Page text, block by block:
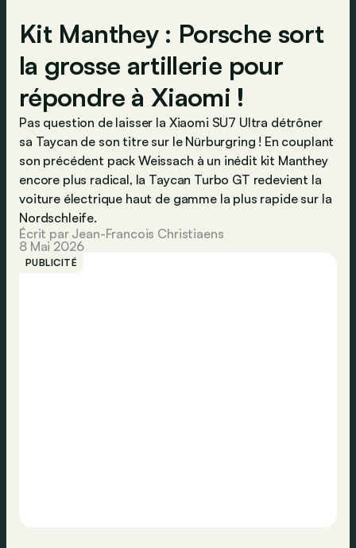
Kit Manthey : Porsche sort
la grosse artillerie pour
répondre à Xiaomi !
Pas question de laisser la Xiaomi SU7 Ultra détrôner
sa Taycan de son titre sur le Nürburgring ! En couplant
son précédent pack Weissach à un inédit kit Manthey
encore plus radical, la Taycan Turbo GT redevient la
voiture électrique haut de gamme la plus rapide sur la
Nordschleife.
Écrit par Jean-Francois Christiaens
8 Mai 2026
PUBLICITÉ